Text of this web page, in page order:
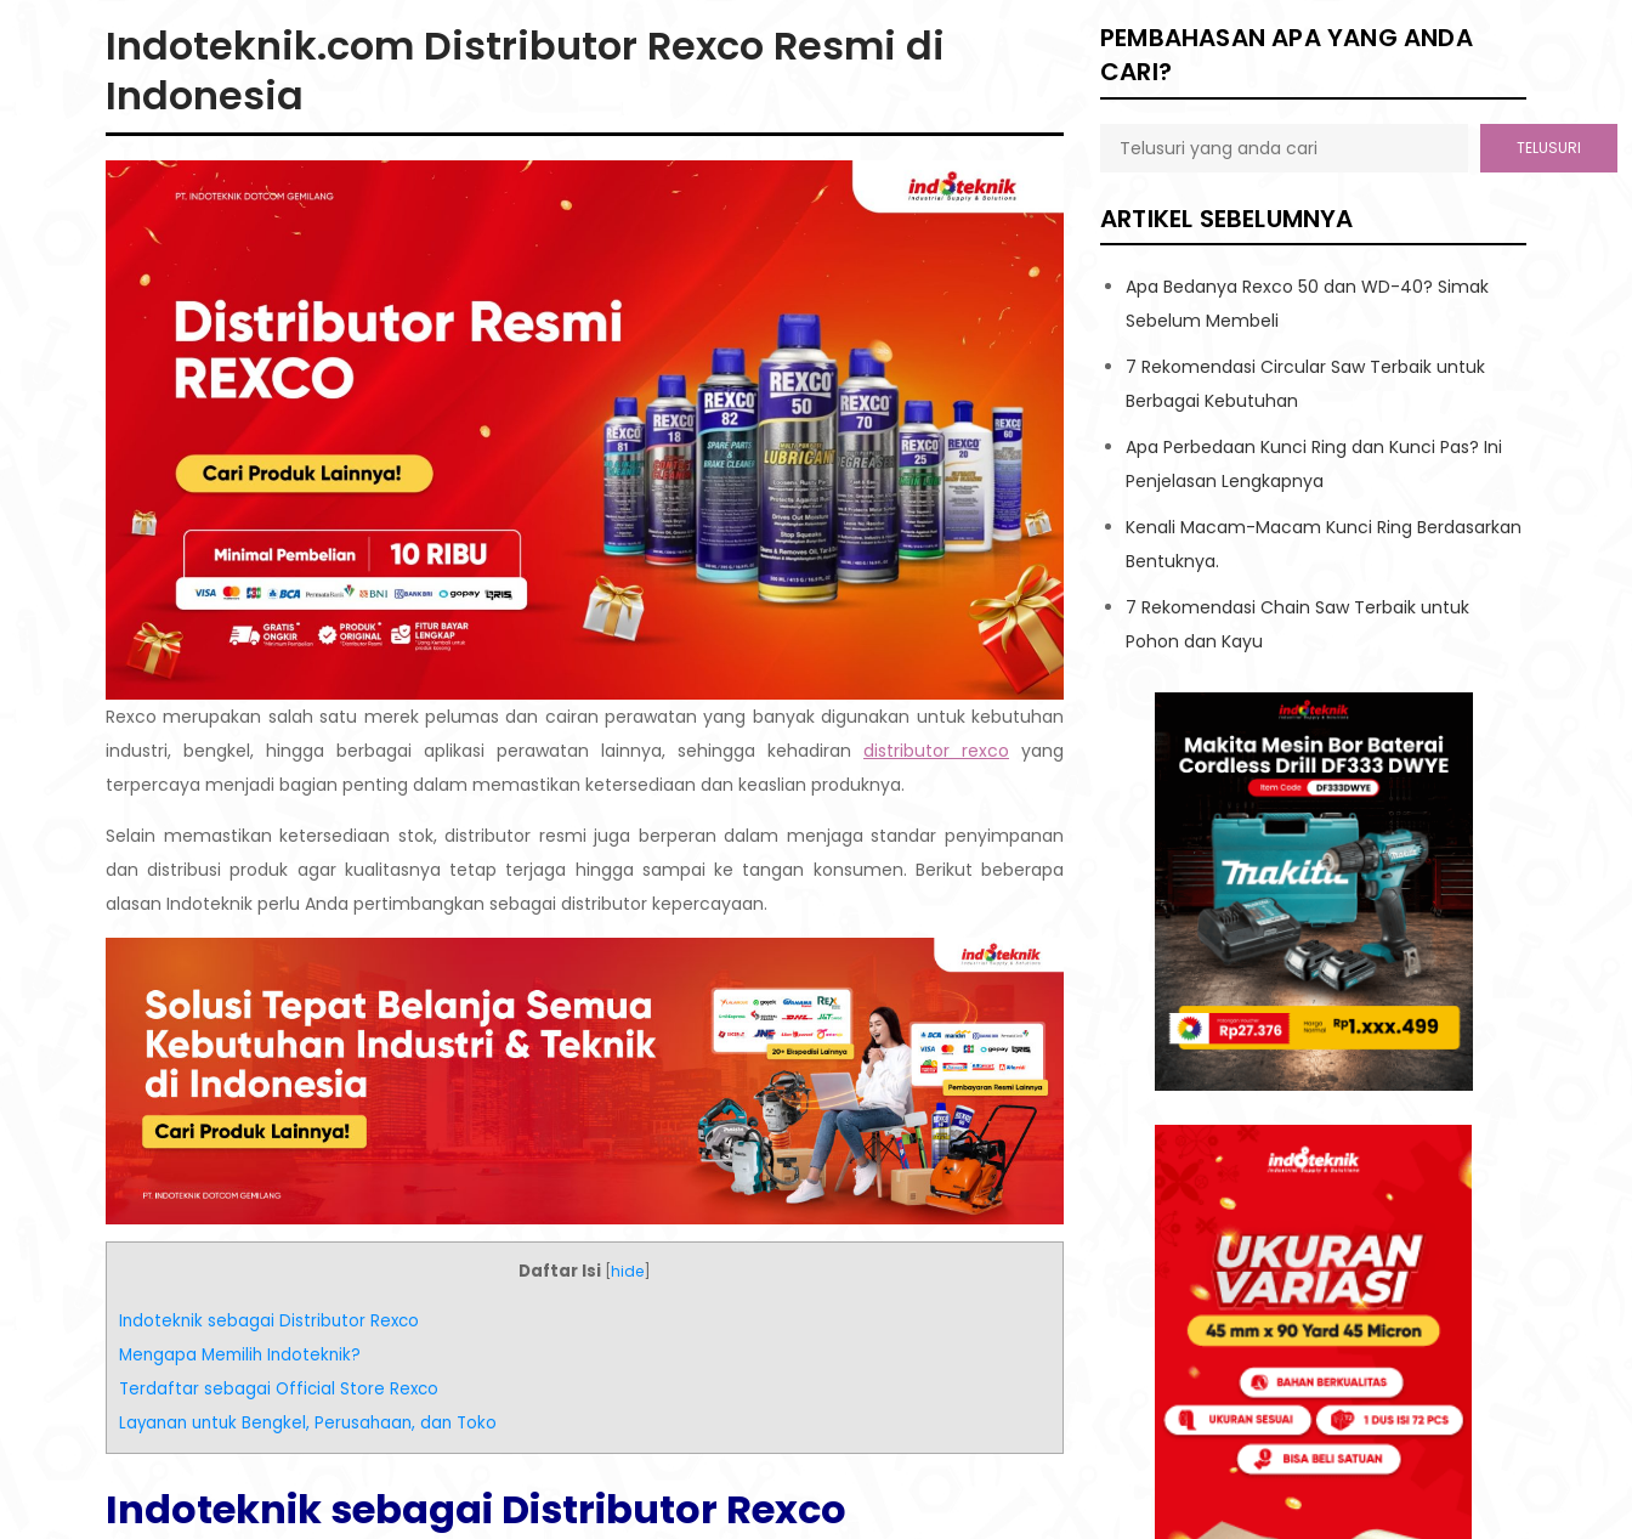
Indoteknik.com Distributor Rexco Resmi di
Indonesia
Rexco merupakan salah satu merek pelumas dan cairan perawatan yang banyak digunakan untuk kebutuhan
industri, bengkel, hingga berbagai aplikasi perawatan lainnya, sehingga kehadiran distributor rexco yang
terpercaya menjadi bagian penting dalam memastikan ketersediaan dan keaslian produknya.
Selain memastikan ketersediaan stok, distributor resmi juga berperan dalam menjaga standar penyimpanan
dan distribusi produk agar kualitasnya tetap terjaga hingga sampai ke tangan konsumen. Berikut beberapa
alasan Indoteknik perlu Anda pertimbangkan sebagai distributor kepercayaan.
Daftar Isi hide
Indoteknik sebagai Distributor Rexco
Mengapa Memilih Indoteknik?
Terdaftar sebagai Official Store Rexco
Layanan untuk Bengkel, Perusahaan, dan Toko
Indoteknik sebagai Distributor Rexco
PEMBAHASAN APA YANG ANDA
CARI?
TELUSURI
ARTIKEL SEBELUMNYA
Apa Bedanya Rexco 50 dan WD-40? Simak
Sebelum Membeli
7 Rekomendasi Circular Saw Terbaik untuk
Berbagai Kebutuhan
Apa Perbedaan Kunci Ring dan Kunci Pas? Ini
Penjelasan Lengkapnya
Kenali Macam-Macam Kunci Ring Berdasarkan
Bentuknya.
7 Rekomendasi Chain Saw Terbaik untuk
Pohon dan Kayu